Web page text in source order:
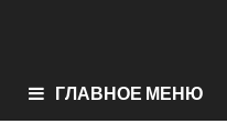
ГЛАВНОЕ МЕНЮ